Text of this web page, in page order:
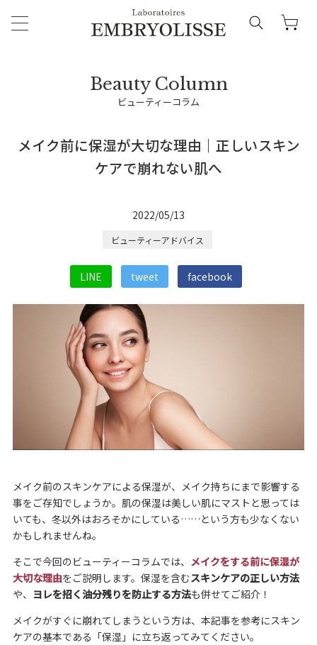
ビューティーコラム
メイク前に保湿が大切な理由｜正しいスキン
ケアで崩れない肌へ
2022/05/13
ビューティーアドバイス
LINE tweet facebook
メイク前のスキンケアによる保湿が、メイク持ちにまで影響する
事をご存知でしょうか。肌の保湿は美しい肌にマストと思っては
いても、冬以外はおろそかにしている……という方も少なくない
かもしれませんね。
そこで今回のビューティーコラムでは、 メイクをする前に保湿が
大切な理由をご説明します。保湿を含むスキンケアの正しい方法
や、 ヨレを招く油分残りを防止する方法も併せてご紹介！
メイクがすぐに崩れてしまうという方は、本記事を参考にスキン
ケアの基本である「保湿」に立ち返ってみてください。